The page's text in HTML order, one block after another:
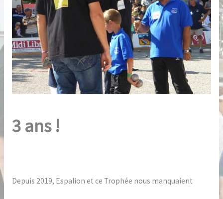
3 ans !
Depuis 2019, Espalion et ce Trophée nous manquaient